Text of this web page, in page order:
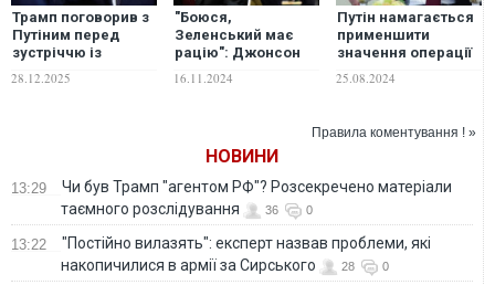
Трамп поговорив з
Путіним перед
зустріччю із
28.12.2025
"Боюся,
Зеленський має
рацію": Джонсон
небезпечний
16.11.2024
Путін намагається
применшити
значення операції
області: аналіз WSJ
25.08.2024
Правила коментування ! »
НОВИНИ
13:29
Чи був Трамп "агентом РФ"? Розсекречено матеріали
таємного розслідування
36 0
13:22
"Постійно вилазять": експерт назвав проблеми, які
накопичилися в армії за Сирського
28 0